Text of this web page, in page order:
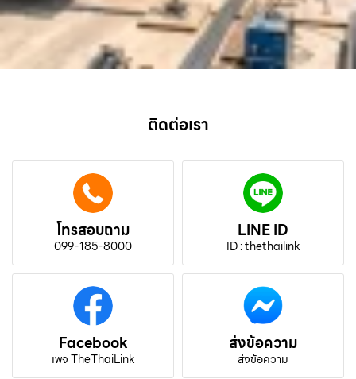
ติดต่อเรา
โทรสอบถาม
099-185-8000
LINE ID
ID : thethailink
Facebook
เพจ TheThaiLink
ส่งข้อความ
ส่งข้อความ